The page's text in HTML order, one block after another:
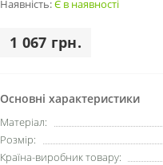
Наявність:Є в наявності
1 067 грн.
Основні характеристики
Матеріал:
Розмір:
Країна-виробник товару: